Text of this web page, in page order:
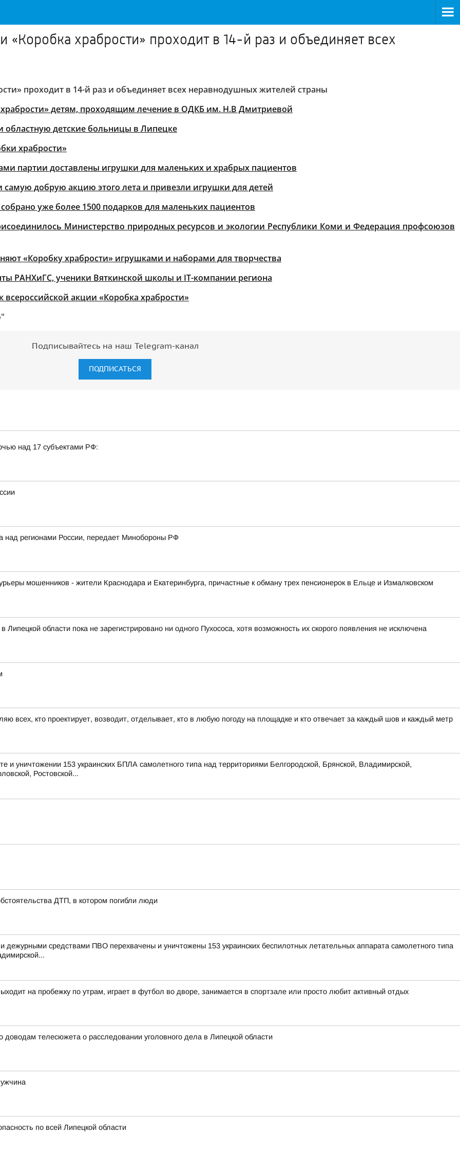
«Коробка храбрости» проходит в 14-й раз и объединяет всех
проходит в 14-й раз и объединяет всех неравнодушных жителей страны
детям, проходящим лечение в ОДКБ им. Н.В Дмитриевой
областную детские больницы в Липецке
храбрости»
партии доставлены игрушки для маленьких и храбрых пациентов
добрую акцию этого лета и привезли игрушки для детей
уже более 1500 подарков для маленьких пациентов
Министерство природных ресурсов и экологии Республики Коми и Федерация профсоюзов
«Коробку храбрости» игрушками и наборами для творчества
РАНХиГС, ученики Вяткинской школы и IT-компании региона
акции «Коробка храбрости»
Подписывайтесь на наш Telegram-канал
ПОДПИСАТЬСЯ
над 17 субъектами РФ:
над регионами России, передает Минобороны РФ
мошенников - жители Краснодара и Екатеринбурга, причастные к обману трех пенсионерок в Ельце и Измалковском
области пока не зарегистрировано ни одного Пухососа, хотя возможность их скорого появления не исключена
всех, кто проектирует, возводит, отделывает, кто в любую погоду на площадке и кто отвечает за каждый шов и каждый метр
и уничтожении 153 украинских БПЛА самолетного типа над территориями Белгородской, Брянской, Владимирской,
Ростовской...
ДТП, в котором погибли люди
средствами ПВО перехвачены и уничтожены 153 украинских беспилотных летательных аппарата самолетного типа
на пробежку по утрам, играет в футбол во дворе, занимается в спортзале или просто любит активный отдых
телесюжета о расследовании уголовного дела в Липецкой области
по всей Липецкой области